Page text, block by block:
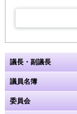
議長・副議長
議員名簿
委員会